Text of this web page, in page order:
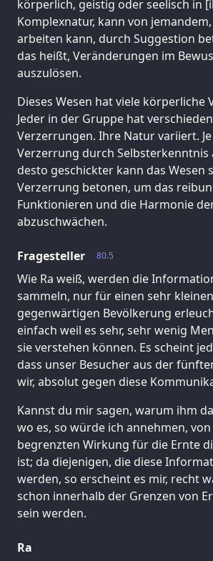
körperlich, geistig oder seelisch in
Komplexnatur, kann von
arbeiten kann, durch Suggestion
das heißt, Veränderungen im
auszulösen.
Dieses Wesen hat viele körperliche
Jeder in der Gruppe hat
Verzerrungen. Ihre Natur variiert.
Verzerrung durch Selbsterkenntnis
desto geschickter kann das Wesen
Verzerrung betonen, um das
Funktionieren und die Harmonie
abzuschwächen.
80.5
Fragesteller
Wie Ra weiß, werden die
sammeln, nur für einen sehr
gegenwärtigen Bevölkerung
einfach weil es sehr, sehr wenig
sie verstehen können. Es scheint
dass unser Besucher aus der
wir, absolut gegen diese
Kannst du mir sagen, warum ihm
wo es, so würde ich annehmen,
begrenzten Wirkung für die Ernte
ist; da diejenigen, die diese
werden, so erscheint es mir, recht
schon innerhalb der Grenzen von
sein werden.
Ra